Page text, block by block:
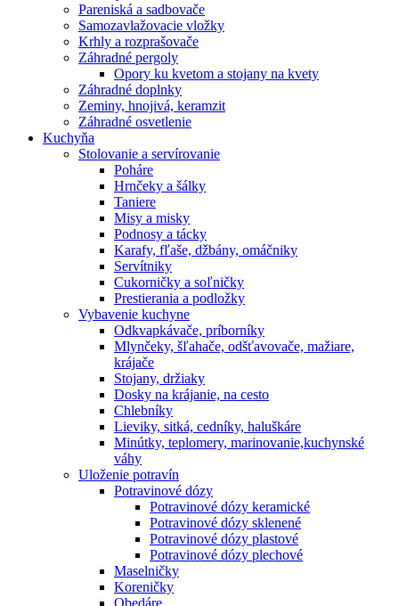
Pareniská a sadbovače
Samozavlažovacie vložky
Krhly a rozprašovače
Záhradné pergoly
Opory ku kvetom a stojany na kvety
Záhradné doplnky
Zeminy, hnojivá, keramzit
Záhradné osvetlenie
Kuchyňa
Stolovanie a servírovanie
Poháre
Hrnčeky a šálky
Taniere
Misy a misky
Podnosy a tácky
Karafy, fľaše, džbány, omáčniky
Servítniky
Cukorničky a soľničky
Prestierania a podložky
Vybavenie kuchyne
Odkvapkávače, príborníky
Mlynčeky, šľahače, odšťavovače, mažiare,
krájače
Stojany, držiaky
Dosky na krájanie, na cesto
Chlebníky
Lieviky, sitká, cedníky, haluškáre
Minútky, teplomery, marinovanie,kuchynské
váhy
Uloženie potravín
Potravinové dózy
Potravinové dózy keramické
Potravinové dózy sklenené
Potravinové dózy plastové
Potravinové dózy plechové
Maselničky
Koreničky
Obedáre